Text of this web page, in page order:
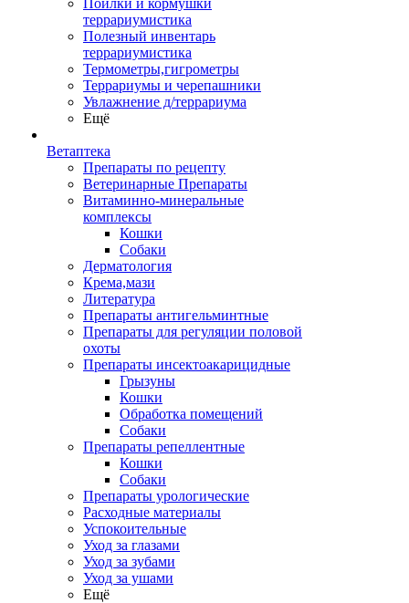
Поилки и кормушки
террариумистика
Полезный инвентарь
террариумистика
Термометры,гигрометры
Террариумы и черепашники
Увлажнение д/террариума
Ещё
Ветаптека
Препараты по рецепту
Ветеринарные Препараты
Витаминно-минеральные
комплексы
Кошки
Собаки
Дерматология
Крема,мази
Литература
Препараты антигельминтные
Препараты для регуляции половой
охоты
Препараты инсектоакарицидные
Грызуны
Кошки
Обработка помещений
Собаки
Препараты репеллентные
Кошки
Собаки
Препараты урологические
Расходные материалы
Успокоительные
Уход за глазами
Уход за зубами
Уход за ушами
Ещё